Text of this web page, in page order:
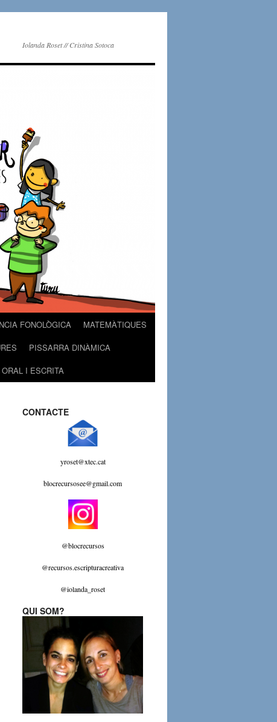
Iolanda Roset // Cristina Sotoca
FONOLÒGICA
MATEMÀTIQUES
PISSARRA DINÀMICA
I ESCRITA
CONTACTE
yroset@xtec.cat
blocrecursosee@gmail.com
@blocrecursos
@recursos.escripturacreativa
@iolanda_roset
QUI SOM?